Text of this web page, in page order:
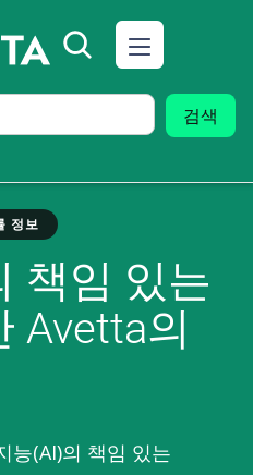
정보
책임 있는
Avetta의
능(AI)의 책임 있는